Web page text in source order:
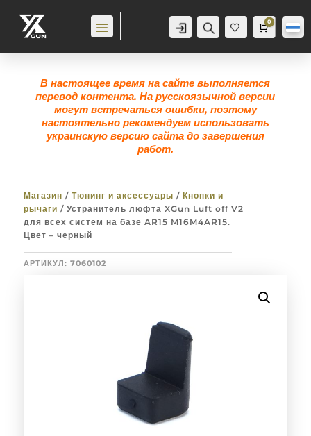
Аккаунт Поиск
Же
лан
Корзина
0
0,0грн
В настоящее время на сайте выполняется
перевод контента. На русскоязычной версии
могут встречаться ошибки, поэтому
настоятельно рекомендуем использовать
украинскую версию сайта до завершения
работ.
Магазин / Тюнинг и аксессуары / Кнопки и
рычаги / Устранитель люфта XGun Luft off V2
для всех систем на базе AR15 M16M4AR15.
Цвет – черный
АРТИКУЛ: 7060102